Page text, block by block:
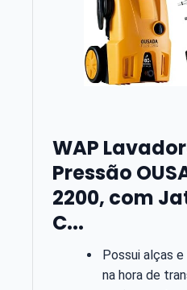
WAP
Pressão
2200, com
C...
Possui alças
na hora de